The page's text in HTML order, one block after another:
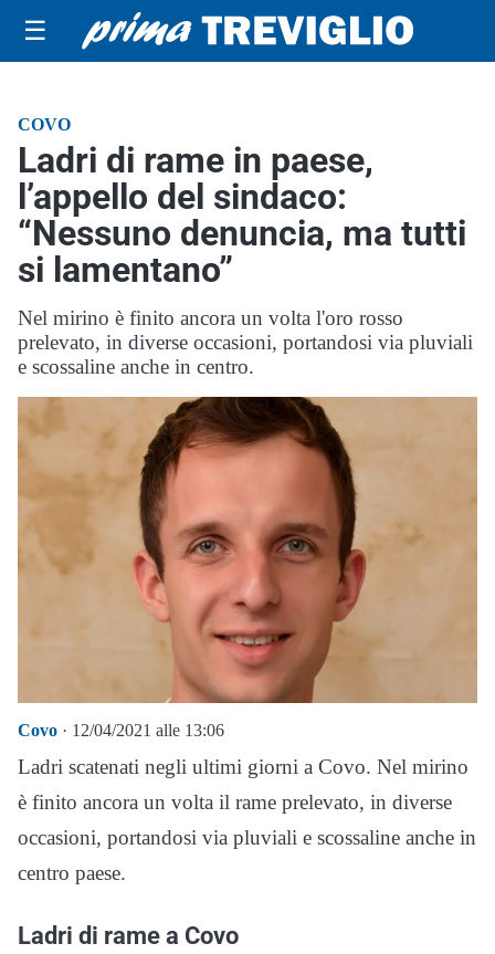
☰
COVO
Ladri di rame in paese,
l’appello del sindaco:
“Nessuno denuncia, ma tutti
si lamentano”
Nel mirino è finito ancora un volta l'oro rosso
prelevato, in diverse occasioni, portandosi via pluviali
e scossaline anche in centro.
Covo · 12/04/2021 alle 13:06
Ladri scatenati negli ultimi giorni a Covo. Nel mirino
è finito ancora un volta il rame prelevato, in diverse
occasioni, portandosi via pluviali e scossaline anche in
centro paese.
Ladri di rame a Covo